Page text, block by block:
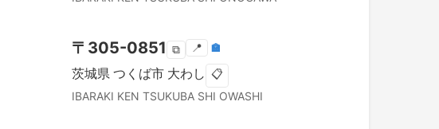
〒 305-0851 ⧉ 📍 🏣
茨城県 つくば市 大わし 📋
IBARAKI KEN TSUKUBA SHI OWASHI